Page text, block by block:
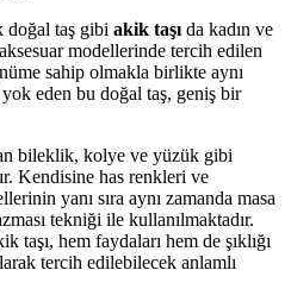
doğal taş gibi akik taşı da kadın ve
modellerinde tercih edilen
sahip olmakla birlikte aynı
eden bu doğal taş, geniş bir
bileklik, kolye ve yüzük gibi
Kendisine has renkleri ve
yanı sıra aynı zamanda masa
tekniği ile kullanılmaktadır.
hem faydaları hem de şıklığı
tercih edilebilecek anlamlı